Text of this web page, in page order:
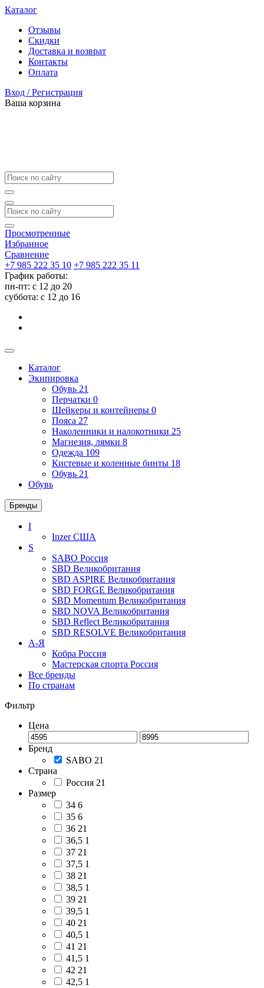
Каталог
Отзывы
Скидки
Доставка и возврат
Контакты
Оплата
Вход / Регистрация
Ваша корзина
Просмотренные
Избранное
Сравнение
+7 985 222 35 10 +7 985 222 35 11
График работы:
пн-пт: с 12 до 20
суббота: c 12 до 16
Каталог
Экипировка
Обувь 21
Перчатки 0
Шейкеры и контейнеры 0
Пояса 27
Наколенники и налокотники 25
Магнезия, лямки 8
Одежда 109
Кистевые и коленные бинты 18
Обувь 21
Обувь
Бренды
I
InzerСША
S
SABO Россия
SBD Великобритания
SBD ASPIRE Великобритания
SBD FORGE Великобритания
SBD Momentum Великобритания
SBD NOVA Великобритания
SBD Reflect Великобритания
SBD RESOLVE Великобритания
А-Я
Кобра Россия
Мастерская спорта Россия
Все бренды
По странам
Фильтр
Цена
Бренд
SABO 21
Страна
Россия 21
Размер
34 6
35 6
36 21
36,5 1
37 21
37,5 1
38 21
38,5 1
39 21
39,5 1
40 21
40,5 1
41 21
41,5 1
42 21
42,5 1